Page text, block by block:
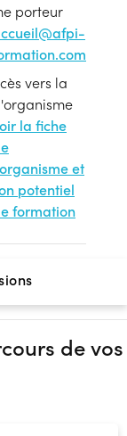
porteur
vers la
la fiche
et
potentiel
formation
de vos